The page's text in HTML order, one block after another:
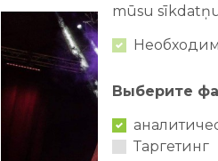
mūsu
Выберите
Таргетинг